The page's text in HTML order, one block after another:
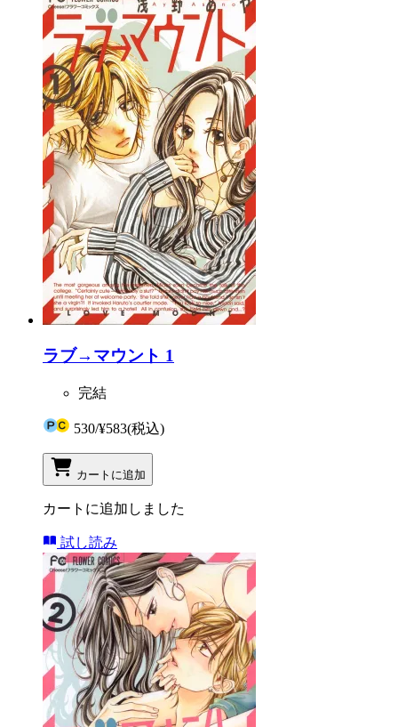
ラブ→マウント 1
完結
530/¥583(税込)
カートに追加
カートに追加しました
試し読み